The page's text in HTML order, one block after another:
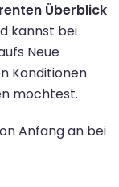
Überblick
kannst bei
Neue
Konditionen
möchtest.
Anfang an bei